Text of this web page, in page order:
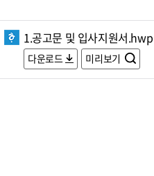
1.공고문 및 입사지원서.hwp
다운로드 미리보기